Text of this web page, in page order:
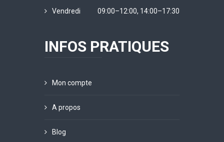
Vendredi 09:00–12:00, 14:00–17:30
INFOS PRATIQUES
Mon compte
A propos
Blog